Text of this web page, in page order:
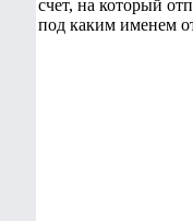
счет, на который
под каким именем